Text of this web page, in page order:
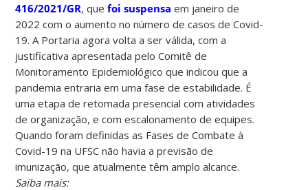
416/2021/GR, quefoi suspensa em janeiro de
2022 com o aumento no número de casos de Covid-
19. A Portaria agora volta a ser válida, com a
justificativa apresentada pelo Comitê de
Monitoramento Epidemiológico que indicou que a
pandemia entraria em uma fase de estabilidade. É
uma etapa de retomada presencial com atividades
de organização, e com escalonamento de equipes.
Quando foram definidas as Fases de Combate à
Covid-19 na UFSC não havia a previsão de
imunização, que atualmente têm amplo alcance.
Saiba mais: